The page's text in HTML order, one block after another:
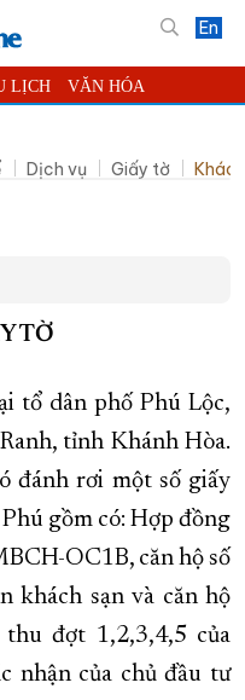
En
LỊCH VĂN HÓA
BẠN ĐỌC PHÓNG SỰ
CẮT ĐIỆN
TRIỂN TỈNH KHÁNH HÒA
VỀ BÁO KHÁNH HÒA
Dịch vụ Giấy tờ Khác
TỜ
tổ dân phố Phú Lộc,
tỉnh Khánh Hòa.
đánh rơi một số giấy
gồm có: Hợp đồng
OC1B, căn hộ số
khách sạn và căn hộ
thu đợt 1,2,3,4,5 của
nhận của chủ đầu tư